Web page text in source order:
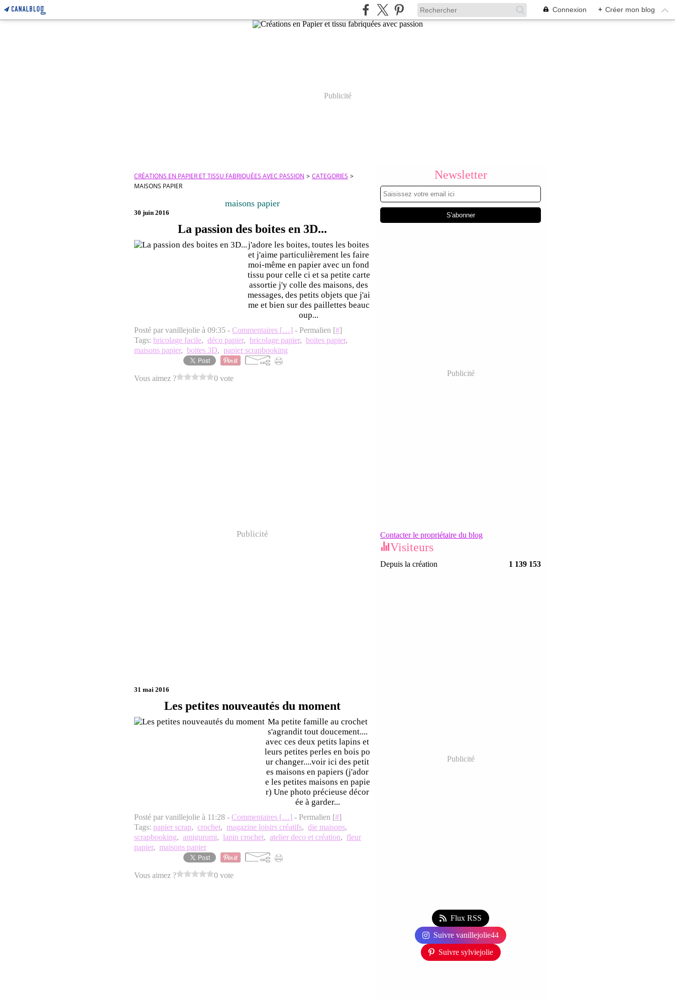
Connexion + Créer mon blog
Publicité
CRÉATIONS EN PAPIER ET TISSU FABRIQUÉES AVEC PASSION > CATEGORIES >
MAISONS PAPIER
maisons papier
30 juin 2016
La passion des boites en 3D...
j'adore les boites, toutes les boites
et j'aime particulièrement les faire
moi-même en papier avec un fond
tissu pour celle ci et sa petite carte
assortie j'y colle des maisons, des
messages, des petits objets que j'ai
me et bien sur des paillettes beauc
oup...
Posté par vanillejolie à 09:35 - Commentaires […] - Permalien [#]
Tags: bricolage facile, déco papier, bricolage papier, boites papier,
maisons papier, boites 3D, papier scrapbooking
Vous aimez ? 0 vote
Publicité
31 mai 2016
Les petites nouveautés du moment
Ma petite famille au crochet
s'agrandit tout doucement....
avec ces deux petits lapins et
leurs petites perles en bois po
ur changer....voir ici des petit
es maisons en papiers (j'ador
e les petites maisons en papie
r) Une photo précieuse décor
ée à garder...
Posté par vanillejolie à 11:28 - Commentaires […] - Permalien [#]
Tags: papier scrap, crochet, magazine loisirs créatifs, die maisons,
scrapbooking, amigurumi, lapin crochet, atelier deco et création, fleur
papier, maisons papier
Vous aimez ? 0 vote
Newsletter
Publicité
Contacter le propriétaire du blog
Visiteurs
Depuis la création 1 139 153
Publicité
Flux RSS
Suivre vanillejolie44
Suivre sylviejolie